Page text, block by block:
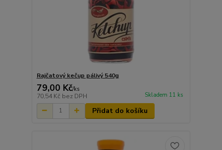
Rajčatový kečup pálivý 540g
79,00 Kč/ks
70,54 Kč bez DPH Skladem 11 ks
Přidat do košíku